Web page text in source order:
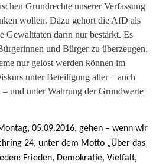
Grundrechte unserer Verfassung
wollen. Dazu gehört die AfD als
Gewalttaten darin nur bestärkt. Es
und Bürger zu überzeugen,
nur gelöst werden können im
unter Beteiligung aller – auch
– und unter Wahrung der Grundwerte
05.09.2016, gehen – wenn wir
24, unter dem Motto „Über das
Frieden, Demokratie, Vielfalt,